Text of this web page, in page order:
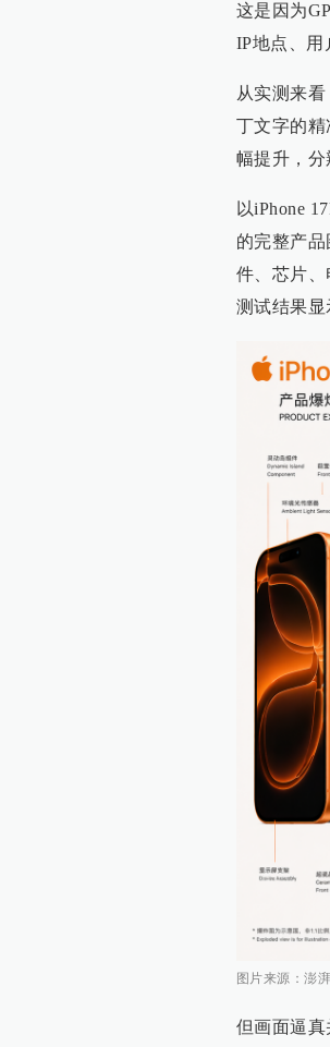
这是因为
IP地点、用
从实测来
丁文字的
幅提升，分
以iPhone
的完整产
件、芯片、
测试结果显
图片来源：澎
但画面逼